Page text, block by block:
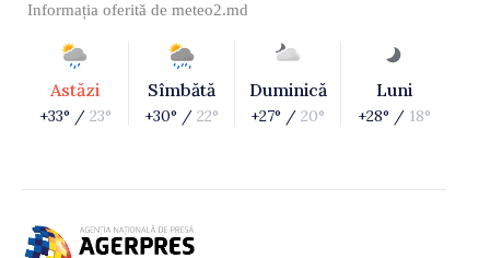
Informația oferită de meteo2.md
Astăzi
+33° / 23°
Sîmbătă
+30° / 22°
Duminică
+27° / 20°
Luni
+28° / 18°